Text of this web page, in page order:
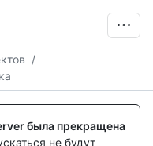
/
была прекращена
не будут